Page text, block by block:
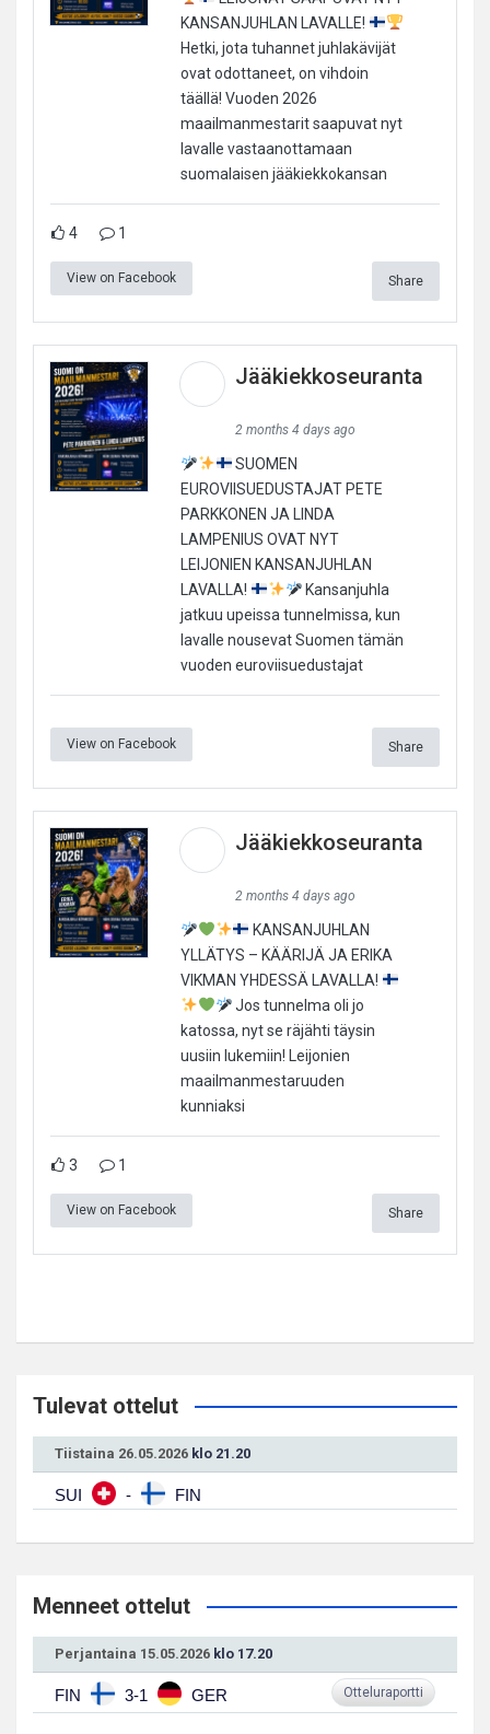
KANSANJUHLAN LAVALLE!
Hetki, jota tuhannet juhlakävijät
ovat odottaneet, on vihdoin
täällä! Vuoden 2026
maailmanmestarit saapuvat nyt
lavalle vastaanottamaan
suomalaisen jääkiekkokansan
4 1
View on Facebook Share
Jääkiekkoseuranta
2 months 4 days ago
SUOMEN
EUROVIISUEDUSTAJAT PETE
PARKKONEN JA LINDA
LAMPENIUS OVAT NYT
LEIJONIEN KANSANJUHLAN
LAVALLA!
Kansanjuhla
jatkuu upeissa tunnelmissa, kun
lavalle nousevat Suomen tämän
vuoden euroviisuedustajat
View on Facebook Share
Jääkiekkoseuranta
2 months 4 days ago
KANSANJUHLAN
YLLÄTYS – KÄÄRIJÄ JA ERIKA
VIKMAN YHDESSÄ LAVALLA!
Jos tunnelma oli jo
katossa, nyt se räjähti täysin
uusiin lukemiin! Leijonien
maailmanmestaruuden
kunniaksi
3 1
View on Facebook Share
Tulevat ottelut
Tiistaina 26.05.2026 klo 21.20
SUI - FIN
Menneet ottelut
Perjantaina 15.05.2026 klo 17.20
FIN 3-1 GER Otteluraportti